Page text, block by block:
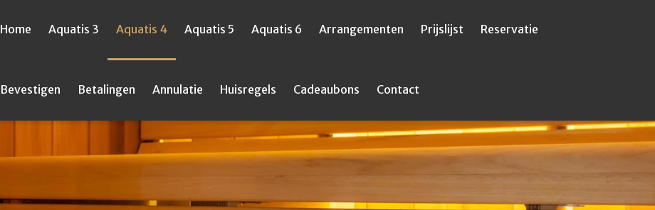
Home Aquatis 3 Aquatis 4 Aquatis 5 Aquatis 6 Arrangementen Prijslijst Reservatie
Bevestigen Betalingen Annulatie Huisregels Cadeaubons Contact